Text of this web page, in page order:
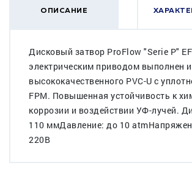
ОПИСАНИЕ
Дисковый затвор ProFlow "Serie P"
электрическим приводом выполнен
высококачественного PVC-U с
FPM. Повышенная устойчивость к
коррозии и воздействии УФ-лучей.
110 ммДавление: до 10
220В